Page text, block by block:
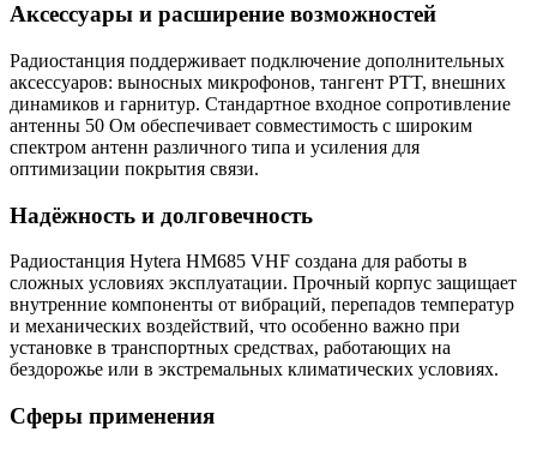
Аксессуары и расширение возможностей
Радиостанция поддерживает подключение дополнительных
аксессуаров: выносных микрофонов, тангент PTT, внешних
динамиков и гарнитур. Стандартное входное сопротивление
антенны 50 Ом обеспечивает совместимость с широким
спектром антенн различного типа и усиления для
оптимизации покрытия связи.
Надёжность и долговечность
Радиостанция Hytera HM685 VHF создана для работы в
сложных условиях эксплуатации. Прочный корпус защищает
внутренние компоненты от вибраций, перепадов температур
и механических воздействий, что особенно важно при
установке в транспортных средствах, работающих на
бездорожье или в экстремальных климатических условиях.
Сферы применения